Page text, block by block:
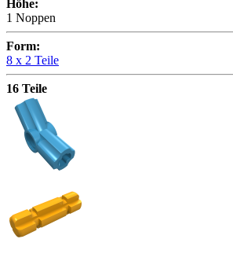
Höhe:
1 Noppen
Form:
8 x 2 Teile
16 Teile